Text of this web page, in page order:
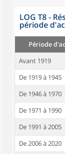
LOG T8 -
période
Période
Avant 1919
De 1919 à 1945
De 1946 à 1970
De 1971 à 1990
De 1991 à 2005
De 2006 à 2020